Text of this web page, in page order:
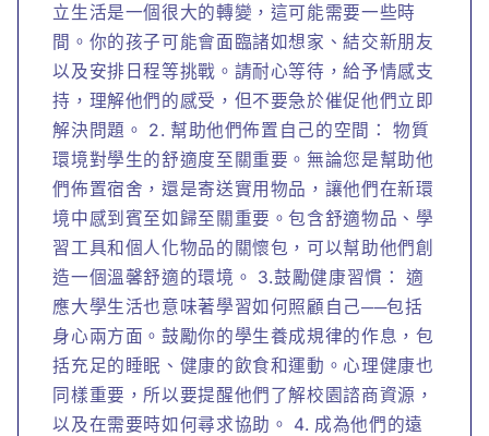
立生活是一個很大的轉變，這可能需要一些時
間。你的孩子可能會面臨諸如想家、結交新朋友
以及安排日程等挑戰。請耐心等待，給予情感支
持，理解他們的感受，但不要急於催促他們立即
解決問題。 2. 幫助他們佈置自己的空間： 物質
環境對學生的舒適度至關重要。無論您是幫助他
們佈置宿舍，還是寄送實用物品，讓他們在新環
境中感到賓至如歸至關重要。包含舒適物品、學
習工具和個人化物品的關懷包，可以幫助他們創
造一個溫馨舒適的環境。 3.鼓勵健康習慣： 適
應大學生活也意味著學習如何照顧自己──包括
身心兩方面。鼓勵你的學生養成規律的作息，包
括充足的睡眠、健康的飲食和運動。心理健康也
同樣重要，所以要提醒他們了解校園諮商資源，
以及在需要時如何尋求協助。 4. 成為他們的遠